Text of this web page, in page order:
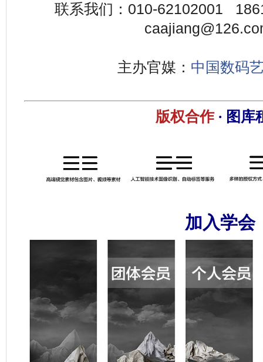
联系我们：010-62102001
主办官媒： 中国数码
版权合作· 图库
加入学会